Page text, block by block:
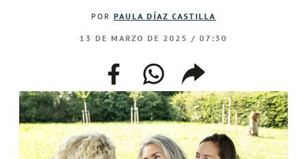
POR PAULA DÍAZ CASTILLA
13 DE MARZO DE 2025 / 07:30
facebookwhatsappcompartir
enlace